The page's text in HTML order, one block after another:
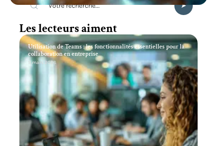
Les lecteurs aiment
Utilisation de Teams : les fonctionnalités essentielles pour la
collaboration en entreprise
11 mars 2026